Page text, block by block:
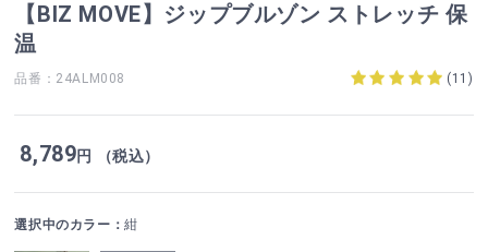
【BIZ MOVE】ジップブルゾン ストレッチ 保
温
品番：24ALM008 (11 )
8,789円 （税込）
選択中のカラー：紺